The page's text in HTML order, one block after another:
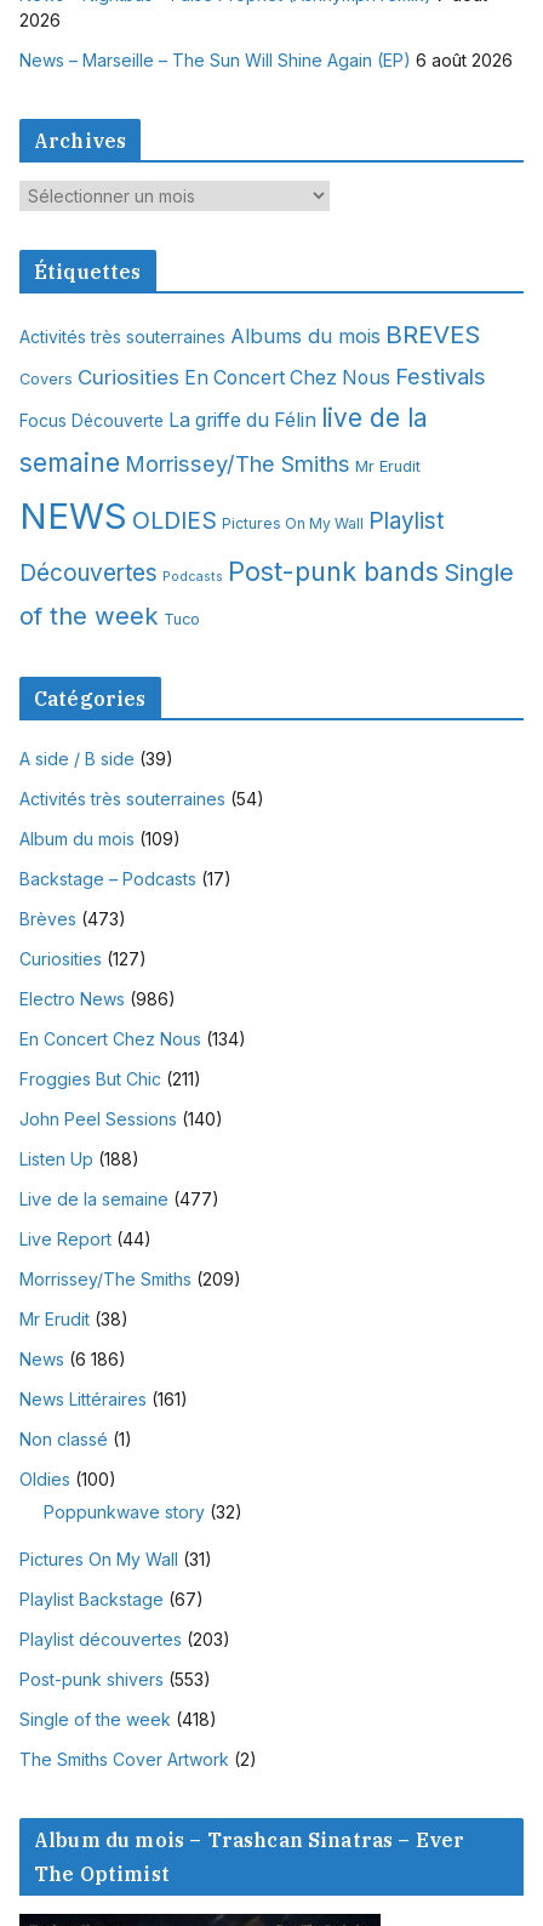
2026
News – Marseille – The Sun Will Shine Again (EP) 6 août 2026
Archives
A
c
v
e
Étiquettes
Activités très souterraines Albums du mois BREVES
Covers Curiosities En Concert Chez Nous Festivals
Focus Découverte La griffe du Félin live de la
semaine Morrissey/The Smiths Mr Erudit
NEWS OLDIES Pictures On My Wall Playlist
Découvertes Podcasts Post-punk bands Single
of the week Tuco
Catégories
A side / B side (39)
Activités très souterraines (54)
Album du mois (109)
Backstage – Podcasts (17)
Brèves (473)
Curiosities (127)
Electro News (986)
En Concert Chez Nous (134)
Froggies But Chic (211)
John Peel Sessions (140)
Listen Up (188)
Live de la semaine (477)
Live Report (44)
Morrissey/The Smiths (209)
Mr Erudit (38)
News (6 186)
News Littéraires (161)
Non classé (1)
Oldies (100)
Poppunkwave story (32)
Pictures On My Wall (31)
Playlist Backstage (67)
Playlist découvertes (203)
Post-punk shivers (553)
Single of the week (418)
The Smiths Cover Artwork (2)
Album du mois – Trashcan Sinatras – Ever
The Optimist